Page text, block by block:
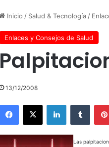
Inicio / Salud & Tecnología /
Enlaces y Consejos de Salud
13/12/2008
Facebook
X LinkedIn
Las